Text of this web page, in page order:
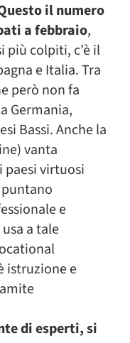
il numero
a febbraio,
più colpiti, c’è il
e Italia. Tra
però non fa
Germania,
Bassi. Anche la
vanta
paesi virtuosi
e
a tale
istruzione e
di esperti, si